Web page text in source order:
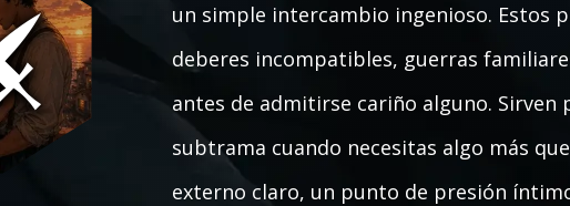
un simple intercambio ingenioso. Estos
deberes incompatibles, guerras
antes de admitirse cariño alguno.
subtrama cuando necesitas algo más
externo claro, un punto de presión